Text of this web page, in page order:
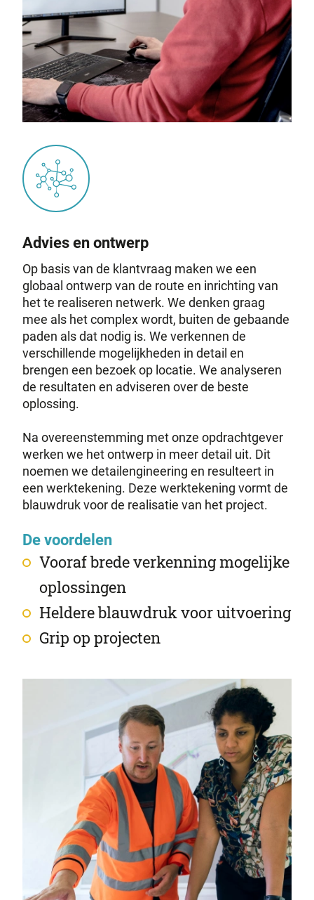
Advies en ontwerp
Op basis van de klantvraag maken we een
globaal ontwerp van de route en inrichting van
het te realiseren netwerk. We denken graag
mee als het complex wordt, buiten de gebaande
paden als dat nodig is. We verkennen de
verschillende mogelijkheden in detail en
brengen een bezoek op locatie. We analyseren
de resultaten en adviseren over de beste
oplossing.
Na overeenstemming met onze opdrachtgever
werken we het ontwerp in meer detail uit. Dit
noemen we detailengineering en resulteert in
een werktekening. Deze werktekening vormt de
blauwdruk voor de realisatie van het project.
De voordelen
Vooraf brede verkenning mogelijke
oplossingen
Heldere blauwdruk voor uitvoering
Grip op projecten